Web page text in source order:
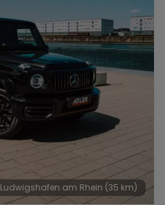
Ludwigshafen am Rhein (35 km)